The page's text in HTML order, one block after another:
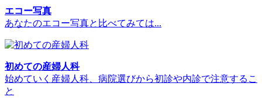
エコー写真
あなたのエコー写真と比べてみては...
初めての産婦人科
始めていく産婦人科、病院選びから初診や内診で注意するこ
と